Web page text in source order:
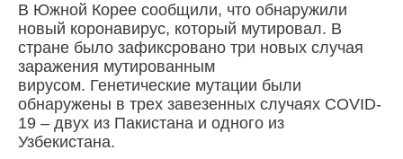
В Южной Корее сообщили, что обнаружили
новый коронавирус, который мутировал. В
стране было зафиксровано три новых случая
заражения мутированным
вирусом. Генетические мутации были
обнаружены в трех завезенных случаях COVID-
19 – двух из Пакистана и одного из
Узбекистана.